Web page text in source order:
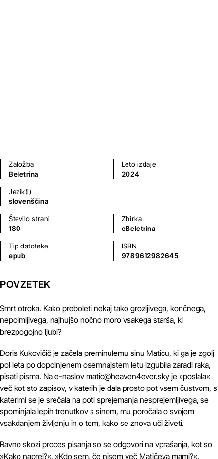
Založba
Beletrina
Leto izdaje
2024
Jezik(i)
slovenščina
Število strani
180
Zbirka
eBeletrina
Tip datoteke
epub
ISBN
9789612982645
POVZETEK
Smrt otroka. Kako preboleti nekaj tako grozljivega, končnega,
nepojmljivega, najhujšo nočno moro vsakega starša, ki
brezpogojno ljubi?
Doris Kukovičič je začela preminulemu sinu Maticu, ki ga je zgolj
pol leta po dopolnjenem osemnajstem letu izgubila zaradi raka,
pisati pisma. Na e-naslov matic@heaven4ever.sky je »poslala«
več kot sto zapisov, v katerih je dala prosto pot vsem čustvom, s
katerimi se je srečala na poti sprejemanja nesprejemljivega, se
spominjala lepih trenutkov s sinom, mu poročala o svojem
vsakdanjem življenju in o tem, kako se znova uči živeti.
Ravno skozi proces pisanja so se odgovori na vprašanja, kot so
»Kako naprej?«, »Kdo sem, če nisem več Matičeva mami?«,